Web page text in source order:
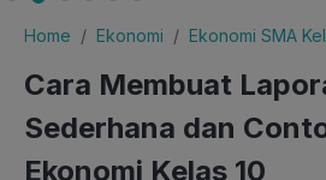
Home Ekonomi Ekonomi SMA
Cara Membuat
Sederhana dan
Ekonomi Kelas 10